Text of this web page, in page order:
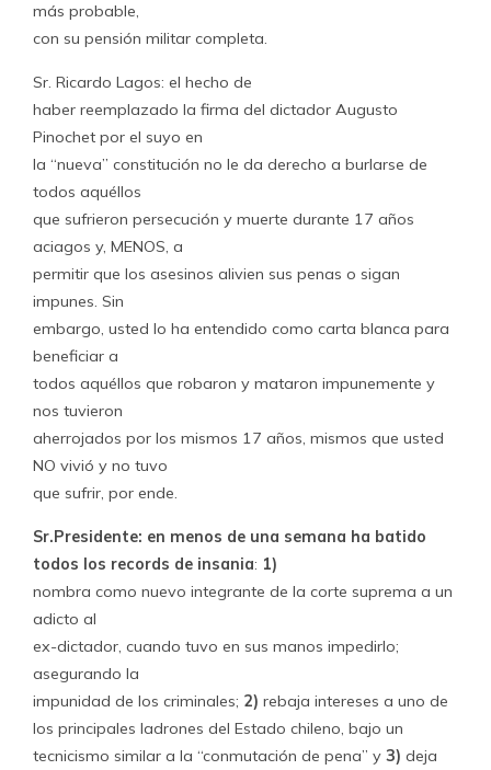
más probable,
con su pensión militar completa.
Sr. Ricardo Lagos: el hecho de
haber reemplazado la firma del dictador Augusto
Pinochet por el suyo en
la “nueva” constitución no le da derecho a burlarse de
todos aquéllos
que sufrieron persecución y muerte durante 17 años
aciagos y, MENOS, a
permitir que los asesinos alivien sus penas o sigan
impunes. Sin
embargo, usted lo ha entendido como carta blanca para
beneficiar a
todos aquéllos que robaron y mataron impunemente y
nos tuvieron
aherrojados por los mismos 17 años, mismos que usted
NO vivió y no tuvo
que sufrir, por ende.
Sr.Presidente: en menos de una semana ha batido
todos los records de insania: 1)
nombra como nuevo integrante de la corte suprema a un
adicto al
ex-dictador, cuando tuvo en sus manos impedirlo;
asegurando la
impunidad de los criminales; 2) rebaja intereses a uno de
los principales ladrones del Estado chileno, bajo un
tecnicismo similar a la “conmutación de pena” y 3) deja